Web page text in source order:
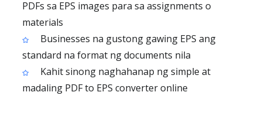
PDFs sa EPS images para sa assignments o
materials
Businesses na gustong gawing EPS ang
standard na format ng documents nila
Kahit sinong naghahanap ng simple at
madaling PDF to EPS converter online